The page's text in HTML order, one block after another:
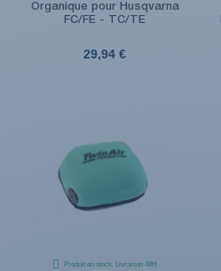
Organique pour Husqvarna
FC/FE - TC/TE
29,94 €
Produit en stock. Livraison 48H